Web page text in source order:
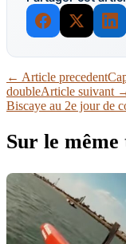
← Article precedent
doubleArticle suivant
Biscaye au 2e jour de
Sur le même